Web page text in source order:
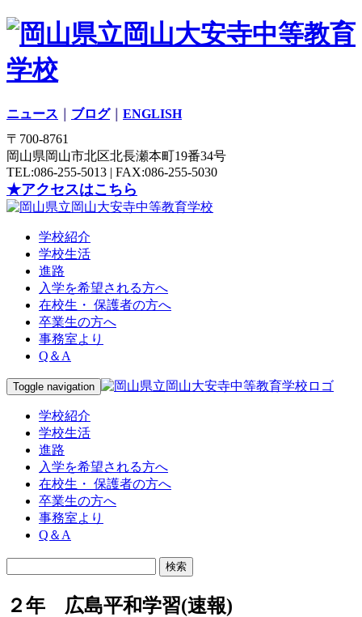
ニュース ブログ｜ ENGLISH
〒700-8761
岡山県岡山市北区北長瀬本町19番34号
TEL:086-255-5013 | FAX:086-255-5030
★アクセスはこちら
学校紹介
学校生活
進路
入学を希望される方へ
在校生・ 保護者の方へ
卒業生の方へ
事務室より
Q＆A
Toggle navigation
学校紹介
学校生活
進路
入学を希望される方へ
在校生・ 保護者の方へ
卒業生の方へ
事務室より
Q＆A
２年 広島平和学習(速報)